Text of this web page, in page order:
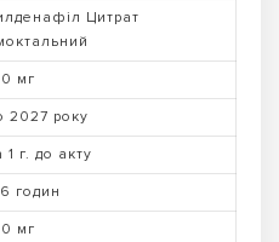
Цитрат
мг
2027 року
1 г. до акту
годин
мг